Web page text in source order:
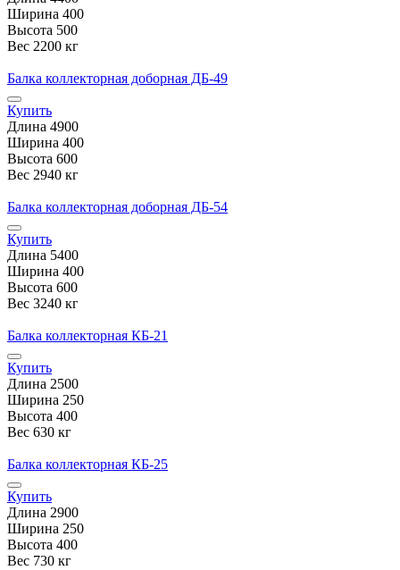
Ширина 400
Высота 500
Вес 2200 кг
Балка коллекторная доборная ДБ-49
Купить
Длина 4900
Ширина 400
Высота 600
Вес 2940 кг
Балка коллекторная доборная ДБ-54
Купить
Длина 5400
Ширина 400
Высота 600
Вес 3240 кг
Балка коллекторная КБ-21
Купить
Длина 2500
Ширина 250
Высота 400
Вес 630 кг
Балка коллекторная КБ-25
Купить
Длина 2900
Ширина 250
Высота 400
Вес 730 кг